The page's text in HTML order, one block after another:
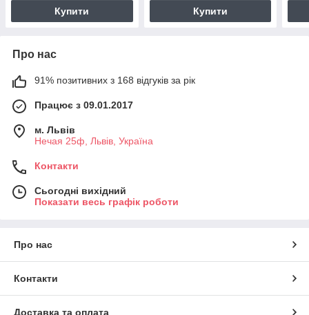
Купити Купити
Про нас
91% позитивних з 168 відгуків за рік
Працює з 09.01.2017
м. Львів
Нечая 25ф, Львів, Україна
Контакти
Сьогодні вихідний
Показати весь графік роботи
Про нас
Контакти
Доставка та оплата